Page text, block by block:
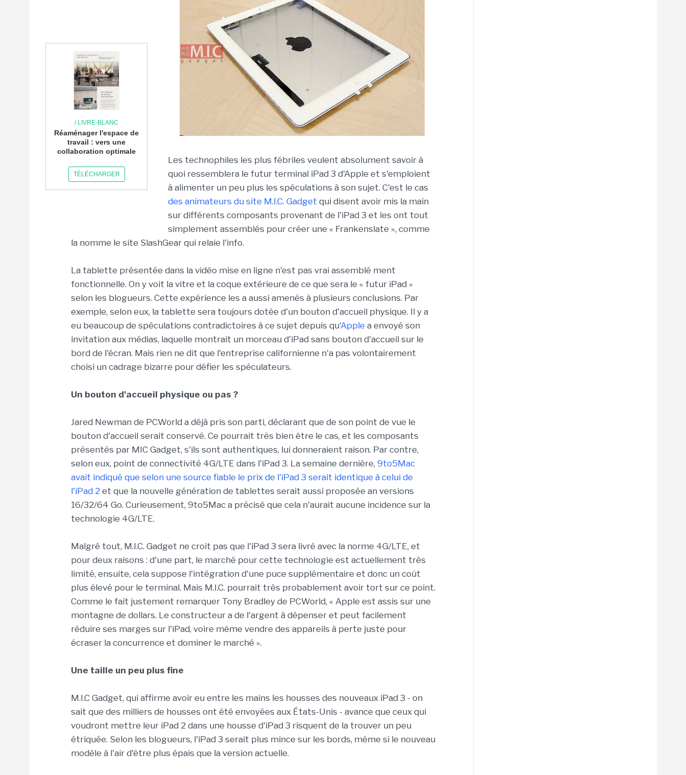
/ LIVRE-BLANC
Réaménager l'espace de
travail : vers une
collaboration optimale
TÉLÉCHARGER
Les technophiles les plus fébriles veulent absolument savoir à
quoi ressemblera le futur terminal iPad 3 d'Apple et s'emploient
à alimenter un peu plus les spéculations à son sujet. C'est le cas
des animateurs du site M.I.C. Gadget qui disent avoir mis la main
sur différents composants provenant de l'iPad 3 et les ont tout
simplement assemblés pour créer une « Frankenslate », comme
la nomme le site SlashGear qui relaie l'info.
La tablette présentée dans la vidéo mise en ligne n'est pas vrai assemblé ment
fonctionnelle. On y voit la vitre et la coque extérieure de ce que sera le « futur iPad »
selon les blogueurs. Cette expérience les a aussi amenés à plusieurs conclusions. Par
exemple, selon eux, la tablette sera toujours dotée d'un bouton d'accueil physique. Il y a
eu beaucoup de spéculations contradictoires à ce sujet depuis qu'Apple a envoyé son
invitation aux médias, laquelle montrait un morceau d'iPad sans bouton d'accueil sur le
bord de l'écran. Mais rien ne dit que l'entreprise californienne n'a pas volontairement
choisi un cadrage bizarre pour défier les spéculateurs.
Un bouton d'accueil physique ou pas ?
Jared Newman de PCWorld a déjà pris son parti, déclarant que de son point de vue le
bouton d'accueil serait conservé. Ce pourrait très bien être le cas, et les composants
présentés par MIC Gadget, s'ils sont authentiques, lui donneraient raison. Par contre,
selon eux, point de connectivité 4G/LTE dans l'iPad 3. La semaine dernière, 9to5Mac
avait indiqué que selon une source fiable le prix de l'iPad 3 serait identique à celui de
l'iPad 2 et que la nouvelle génération de tablettes serait aussi proposée an versions
16/32/64 Go. Curieusement, 9to5Mac a précisé que cela n'aurait aucune incidence sur la
technologie 4G/LTE.
Malgré tout, M.I.C. Gadget ne croit pas que l'iPad 3 sera livré avec la norme 4G/LTE, et
pour deux raisons : d'une part, le marché pour cette technologie est actuellement très
limité, ensuite, cela suppose l'intégration d'une puce supplémentaire et donc un coût
plus élevé pour le terminal. Mais M.I.C. pourrait très probablement avoir tort sur ce point.
Comme le fait justement remarquer Tony Bradley de PCWorld, « Apple est assis sur une
montagne de dollars. Le constructeur a de l'argent à dépenser et peut facilement
réduire ses marges sur l'iPad, voire même vendre des appareils à perte juste pour
écraser la concurrence et dominer le marché ».
Une taille un peu plus fine
M.I.C Gadget, qui affirme avoir eu entre les mains les housses des nouveaux iPad 3 - on
sait que des milliers de housses ont été envoyées aux États-Unis - avance que ceux qui
voudront mettre leur iPad 2 dans une housse d'iPad 3 risquent de la trouver un peu
étriquée. Selon les blogueurs, l'iPad 3 serait plus mince sur les bords, même si le nouveau
modèle à l'air d'être plus épais que la version actuelle.